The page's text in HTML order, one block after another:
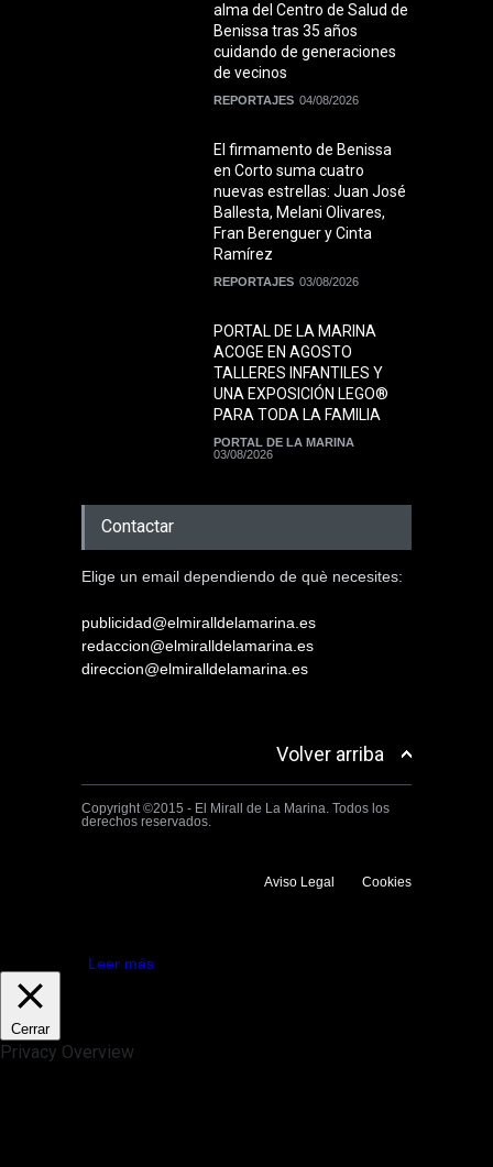
alma del Centro de Salud de
Benissa tras 35 años
cuidando de generaciones
de vecinos
REPORTAJES 04/08/2026
El firmamento de Benissa
en Corto suma cuatro
nuevas estrellas: Juan José
Ballesta, Melani Olivares,
Fran Berenguer y Cinta
Ramírez
REPORTAJES 03/08/2026
PORTAL DE LA MARINA
ACOGE EN AGOSTO
TALLERES INFANTILES Y
UNA EXPOSICIÓN LEGO®
PARA TODA LA FAMILIA
PORTAL DE LA MARINA
03/08/2026
Contactar
Elige un email dependiendo de què necesites:
publicidad@elmiralldelamarina.es
redaccion@elmiralldelamarina.es
direccion@elmiralldelamarina.es
Volver arriba
Copyright ©2015 - El Mirall de La Marina. Todos los
derechos reservados.
Aviso Legal Cookies
Leer más
Cerrar
Privacy Overview